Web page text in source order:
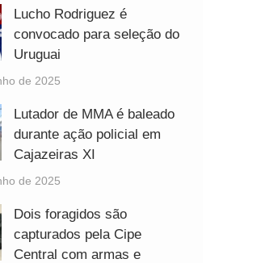
Lucho Rodriguez é
convocado para seleção do
Uruguai
de 2025
Lutador de MMA é baleado
durante ação policial em
Cajazeiras XI
de 2025
Dois foragidos são
capturados pela Cipe
Central com armas e